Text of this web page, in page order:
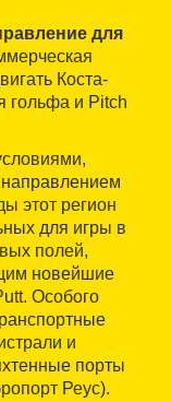
для
Коста-
гольфа и Pitch
этот регион
для игры в
полей,
новейшие
Особого
и
порты
Реус).